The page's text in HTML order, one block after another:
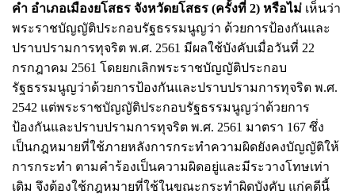
คํา อําเภอเมืองยโสธร จังหวัดยโสธร (ครั้งที่ 2) หรือไม่ เห็นว่า
พระราชบัญญัติประกอบรัฐธรรมนูญว่า ด้วยการป้องกันและ
ปราบปรามการทุจริต พ.ศ. 2561 มีผลใช้บังคับเมื่อวันที่ 22
กรกฎาคม 2561 โดยยกเลิกพระราชบัญญัติประกอบ
รัฐธรรมนูญว่าด้วยการป้องกันและปราบปรามการทุจริต พ.ศ.
2542 แต่พระราชบัญญัติประกอบรัฐธรรมนูญว่าด้วยการ
ป้องกันและปราบปรามการทุจริต พ.ศ. 2561 มาตรา 167 ซึ่ง
เป็นกฎหมายที่ใช้ภายหลังการกระทําความผิดยังคงบัญญัติให้
การกระทํา ตามคําร้องเป็นความผิดอยู่และมีระวางโทษเท่า
เดิม จึงต้องใช้กฎหมายที่ใช้ในขณะกระทําผิดบังคับ แก่คดีนี้